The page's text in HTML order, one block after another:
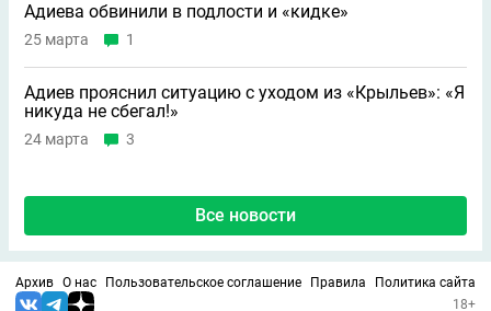
Адиева обвинили в подлости и «кидке»
25 марта 1
Адиев прояснил ситуацию с уходом из «Крыльев»: «Я
никуда не сбегал!»
24 марта 3
Все новости
Архив О нас Пользовательское соглашение Правила
Политика сайта
18+